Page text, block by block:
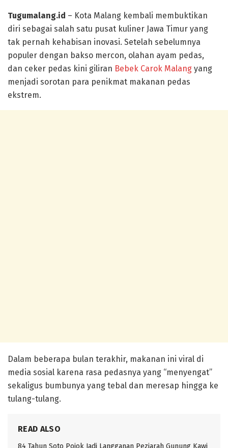
Tugumalang.id – Kota Malang kembali membuktikan
diri sebagai salah satu pusat kuliner Jawa Timur yang
tak pernah kehabisan inovasi. Setelah sebelumnya
populer dengan bakso mercon, olahan ayam pedas,
dan ceker pedas kini giliran Bebek Carok Malang yang
menjadi sorotan para penikmat makanan pedas
ekstrem.
Dalam beberapa bulan terakhir, makanan ini viral di
media sosial karena rasa pedasnya yang “menyengat”
sekaligus bumbunya yang tebal dan meresap hingga ke
tulang-tulang.
READ ALSO
84 Tahun Soto Pojok Jadi Langganan Peziarah Gunung Kawi